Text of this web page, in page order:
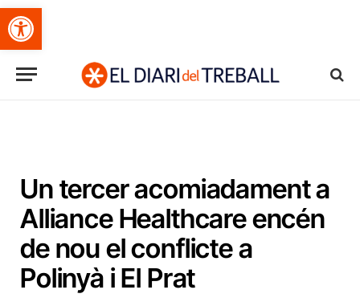
Obre la barra d'eines
Un tercer acomiadament a
Alliance Healthcare encén
de nou el conflicte a
Polinyà i El Prat